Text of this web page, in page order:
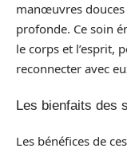
manœuvres
profonde. Ce soin
le corps et l’esprit,
reconnecter avec
Les bienfaits des
Les bénéfices de